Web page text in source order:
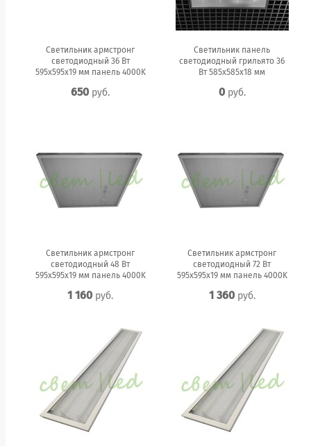
Светильник армстронг
светодиодный 36 Вт
595x595x19 мм панель 4000K
650 руб.
Светильник панель
светодиодный грильято 36
Вт 585x585x18 мм
0руб.
Светильник армстронг
светодиодный 48 Вт
595x595x19 мм панель 4000K
1 160 руб.
Светильник армстронг
светодиодный 72 Вт
595x595x19 мм панель 4000K
1 360руб.